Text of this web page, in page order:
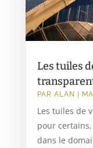
Les tuiles
PAR ALAN |
Les tuiles de
pour
dans le